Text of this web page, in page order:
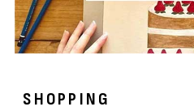
SHOPPING